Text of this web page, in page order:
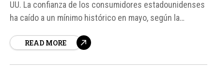
UU. La confianza de los consumidores estadounidenses
ha caído a un mínimo histórico en mayo, según la
Míchigan. El indicador se ubicó en 44,8 puntos, por
READ MORE